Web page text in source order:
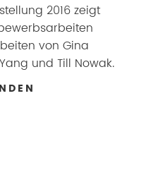
2016 zeigt
von Gina
und Till Nowak.